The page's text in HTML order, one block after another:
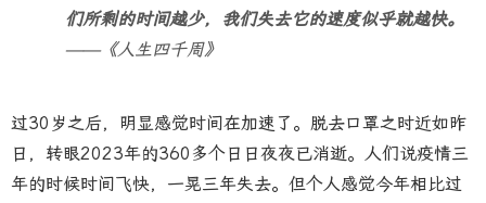
们所剩的时间越少，我们失去它的速度似乎就越快。
——《人生四千周》
过30岁之后，明显感觉时间在加速了。脱去口罩之时近如昨
日，转眼2023年的360多个日日夜夜已消逝。人们说疫情三
年的时候时间飞快，一晃三年失去。但个人感觉今年相比过